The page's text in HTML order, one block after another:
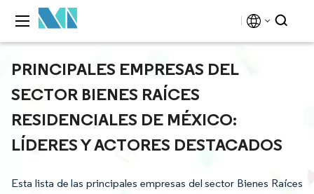
PRINCIPALES EMPRESAS DEL
SECTOR BIENES RAÍCES
RESIDENCIALES DE MÉXICO:
LÍDERES Y ACTORES DESTACADOS
Esta lista de las principales empresas del sector Bienes Raíces